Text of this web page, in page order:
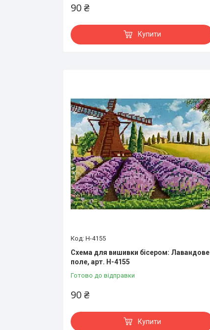
90 ₴
Купити
Н-4155
Схема для вишивки бісером: Лавандове
поле, арт. Н-4155
Готово до відправки
90 ₴
Купити